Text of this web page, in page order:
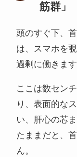
筋群」
頭のすぐ下、
は、スマホを
過剰に働きます
ここは数セン
り、表面的な
い、肝心の芯
たままだと、
ん。